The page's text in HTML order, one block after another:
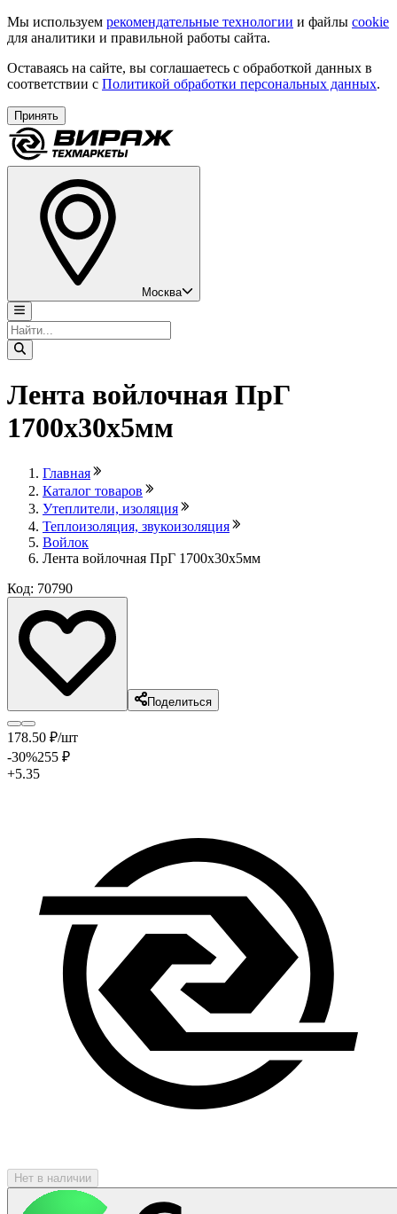
Мы используем рекомендательные технологии и файлы cookie
для аналитики и правильной работы сайта.
Оставаясь на сайте, вы соглашаетесь с обработкой данных в
соответствии с Политикой обработки персональных данных.
Принять
Москва
Лента войлочная ПрГ
1700х30х5мм
Главная
Каталог товаров
Утеплители, изоляция
Теплоизоляция, звукоизоляция
Войлок
Лента войлочная ПрГ 1700х30х5мм
Код: 70790
Поделиться
178.50 ₽/шт
-30%255 ₽
+5.35
Нет в наличии